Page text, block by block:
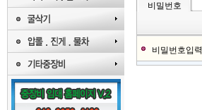
비밀번호
비밀번호입력